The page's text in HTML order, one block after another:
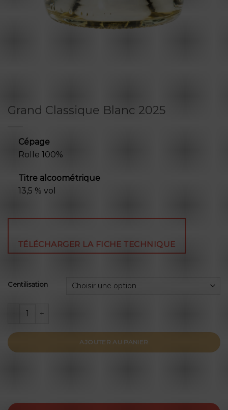
Grand Classique Blanc 2025
Cépage
Rolle 100%
Titre alcoométrique
13,5 % vol
TÉLÉCHARGER LA FICHE TECHNIQUE
Centilisation
quantité de Grand Classique Blanc 2025
AJOUTER AU PANIER